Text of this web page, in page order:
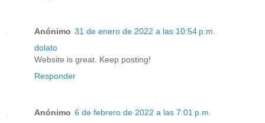
Anónimo 31 de enero de 2022 a las 10:54 p.m.
dolato
Website is great. Keep posting!
Responder
Anónimo 6 de febrero de 2022 a las 7:01 p.m.